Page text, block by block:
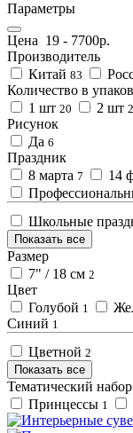
Параметры
Цена 19 - 7700р.
Производитель
Китай 83
Количество в
1 шт 20 2 шт 2
Рисунок
Да 6
Праздник
8 марта 7 14
Школьные
Показать все
Размер
7" / 18 см 2
Цвет
Голубой 1
Синий 1
Цветной 2
Показать все
Тематический набор
Принцессы 1